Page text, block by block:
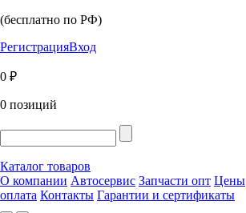
(бесплатно по РФ)
РегистрацияВход
0 ₽
0 позиций
Каталог товаров
О компании Автосервис Запчасти опт Цены
оплата Контакты Гарантии и сертификаты